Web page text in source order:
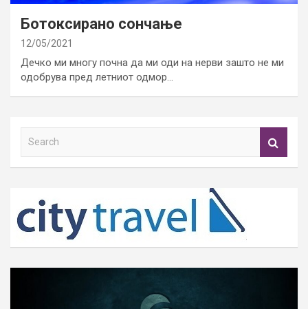
Ботоксирано сончање
12/05/2021
Дечко ми многу почна да ми оди на нерви зашто не ми
одобрува пред летниот одмор…
h